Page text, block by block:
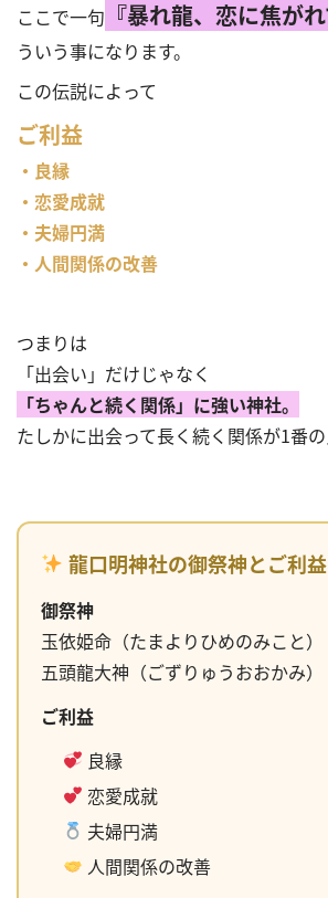
ここで一句 『暴れ龍、恋に焦が
ういう事になります。
この伝説によって
ご利益
・良縁
・恋愛成就
・夫婦円満
・人間関係の改善
つまりは
「出会い」だけじゃなく
「ちゃんと続く関係」に強い神社。
たしかに出会って長く続く関係が1番
龍口明神社の御祭神とご利益
御祭神
玉依姫命（たまよりひめのみこと）
五頭龍大神（ごずりゅうおおかみ）
ご利益
良縁
恋愛成就
夫婦円満
人間関係の改善